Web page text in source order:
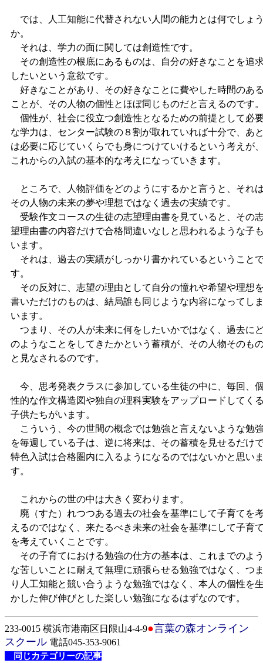
では、人工知能に代替されない人間の能力とは何でしょ
か。
それは、学力の面に関しては創造性です。
その創造性の根底にあるものは、自分の好きなことを追
したいという意欲です。
好きなことがあり、その好きなことに費やした時間のあ
ことが、その人物の個性とほぼ同じものだと言えるのです
個性が、社会に役立つ創造性となるための前提として必
な学力は、センター試験の８割が取れていれば十分で、あ
は必要に応じていくらでも身につけていけるという考えが
これからの入試の基本的な考えになっていきます。
ところで、人物評価をどのようにするかと言うと、それ
その人物の未来の夢や理想ではなく過去の実績です。
受験作文コースの生徒の志望理由書を見ていると、その
望理由書の内容だけで合格間違いなしと思われるような子
います。
それは、過去の実績がしっかり書かれているということ
す。
その反対に、志望の理由として自分の憧れや希望や理想
書いただけのものは、結局誰も同じような内容になってし
います。
つまり、その人が未来に何をしたいかではなく、過去に
のようなことをしてきたかという蓄積が、その人物そのも
と見なされるのです。
今、思考発表クラスに参加している生徒の中に、毎回、
性的な作文構造図や独自の理科実験をアップロードしてく
子供たちがいます。
こういう、今の世間の概念では勉強と言えないような勉
を毎週している子は、逆に将来は、その蓄積を見せるだけ
特色入試は合格圏内に入るようになるのではないかと思い
す。
これからの世の中は大きく変わります。
廃（すた）れつつある過去の社会を基準にして子育てを
えるのではなく、来たるべき未来の社会を基準にして子育
を考えていくことです。
その子育てにおける勉強の仕方の基本は、これまでのよ
な苦しいことに耐えて無理に頑張らせる勉強ではなく、つ
り人工知能と競い合うような勉強ではなく、本人の個性を
かした伸び伸びとした楽しい勉強になるはずなのです。
233-0015 横浜市港南区日限山4-4-9●言葉の森オンライン
スクール 電話045-353-9061
同じカテゴリーの記事